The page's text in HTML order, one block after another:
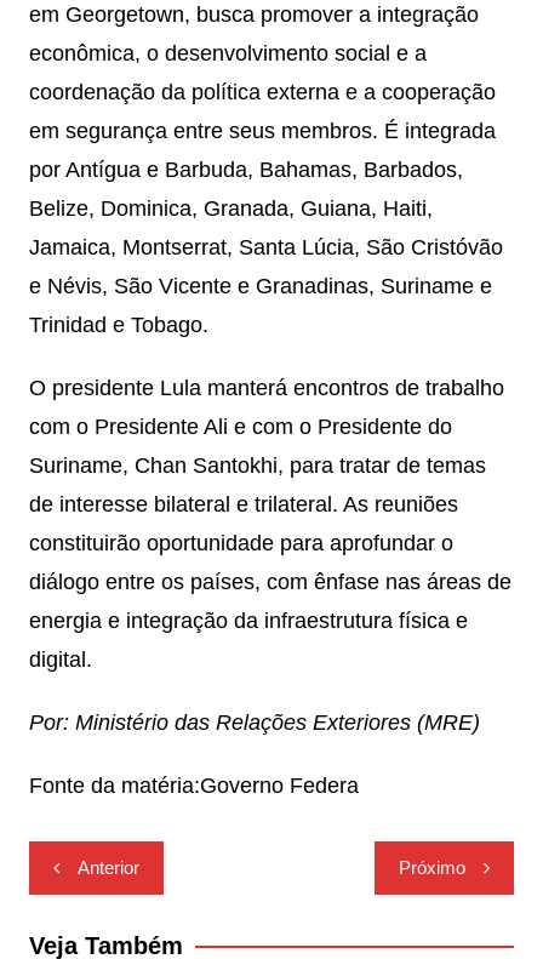
em Georgetown, busca promover a integração
econômica, o desenvolvimento social e a
coordenação da política externa e a cooperação
em segurança entre seus membros. É integrada
por Antígua e Barbuda, Bahamas, Barbados,
Belize, Dominica, Granada, Guiana, Haiti,
Jamaica, Montserrat, Santa Lúcia, São Cristóvão
e Névis, São Vicente e Granadinas, Suriname e
Trinidad e Tobago.
O presidente Lula manterá encontros de trabalho
com o Presidente Ali e com o Presidente do
Suriname, Chan Santokhi, para tratar de temas
de interesse bilateral e trilateral. As reuniões
constituirão oportunidade para aprofundar o
diálogo entre os países, com ênfase nas áreas de
energia e integração da infraestrutura física e
digital.
Por: Ministério das Relações Exteriores (MRE)
Fonte da matéria:Governo Federa
Navegação
de
Post
Anterior Próximo
Veja Também